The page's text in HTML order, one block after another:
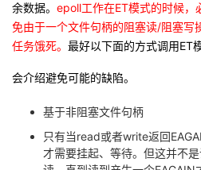
余数据。 epoll工作在ET模式的时候，
免由于一个文件句柄的阻塞读/阻塞写
任务饿死。 最好以下面的方式调用ET
会介绍避免可能的缺陷。
基于非阻塞文件句柄
只有当read或者write返回
才需要挂起、等待。但这并不